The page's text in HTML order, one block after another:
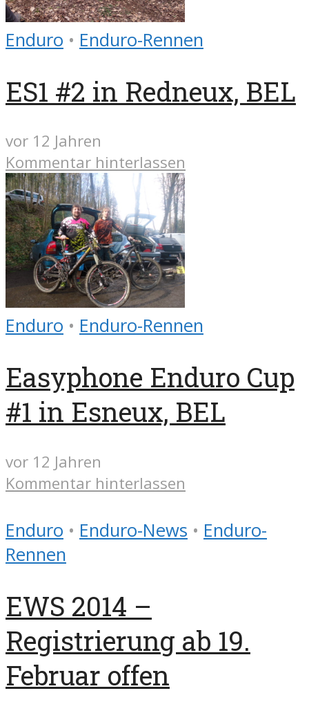
Enduro • Enduro-Rennen
ES1 #2 in Redneux, BEL
vor 12 Jahren
Kommentar hinterlassen
Enduro • Enduro-Rennen
Easyphone Enduro Cup
#1 in Esneux, BEL
vor 12 Jahren
Kommentar hinterlassen
Enduro • Enduro-News • Enduro-
Rennen
EWS 2014 –
Registrierung ab 19.
Februar offen